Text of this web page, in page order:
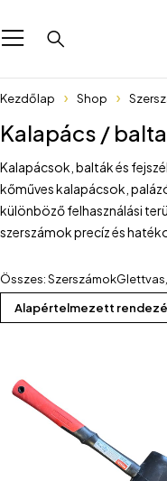
Kezdőlap Shop
Kalapács /
Kalapácsok, balták és
kőműves kalapácsok,
különböző felhasználási
szerszámok precíz és
Összes: Szerszámok
Alapértelmezett